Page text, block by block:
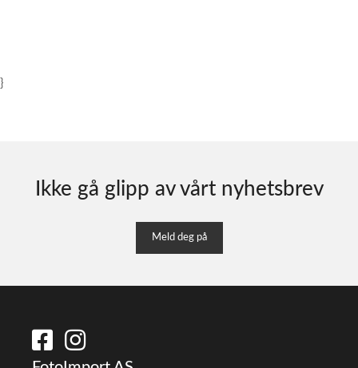
}
Ikke gå glipp av vårt nyhetsbrev
Meld deg på